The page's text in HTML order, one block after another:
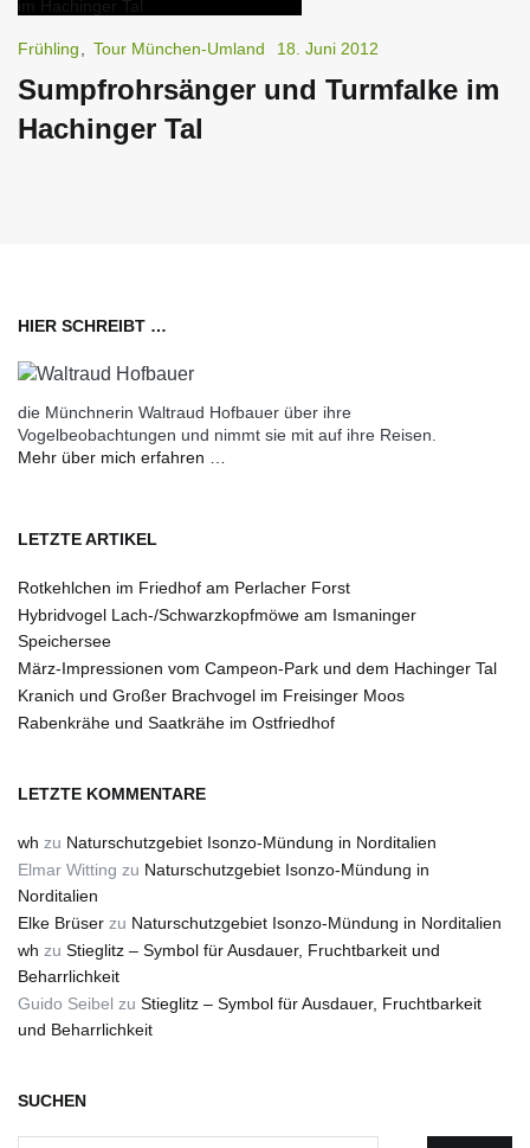
Frühling Tour München-Umland 18. Juni 2012
Sumpfrohrsänger und Turmfalke im
Hachinger Tal
HIER SCHREIBT …
die Münchnerin Waltraud Hofbauer über ihre
Vogelbeobachtungen und nimmt sie mit auf ihre Reisen.
Mehr über mich erfahren …
LETZTE ARTIKEL
Rotkehlchen im Friedhof am Perlacher Forst
Hybridvogel Lach-/Schwarzkopfmöwe am Ismaninger
Speichersee
März-Impressionen vom Campeon-Park und dem Hachinger Tal
Kranich und Großer Brachvogel im Freisinger Moos
Rabenkrähe und Saatkrähe im Ostfriedhof
LETZTE KOMMENTARE
wh zu Naturschutzgebiet Isonzo-Mündung in Norditalien
Elmar Witting zu Naturschutzgebiet Isonzo-Mündung in
Norditalien
Elke Brüser zu Naturschutzgebiet Isonzo-Mündung in Norditalien
wh zu Stieglitz – Symbol für Ausdauer, Fruchtbarkeit und
Beharrlichkeit
Guido Seibel zu Stieglitz – Symbol für Ausdauer, Fruchtbarkeit
und Beharrlichkeit
SUCHEN